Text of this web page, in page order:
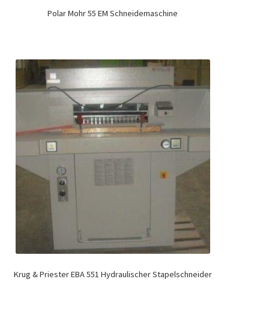
Polar Mohr 55 EM Schneidemaschine
Krug & Priester EBA 551 Hydraulischer Stapelschneider